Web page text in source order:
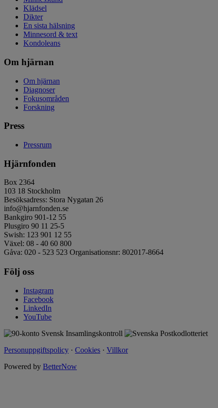
Klädsel
Dikter
En sista hälsning
Minnesord & text
Kondoleans
Om hjärnan
Om hjärnan
Diagnoser
Fokusområden
Forskning
Press
Pressrum
Hjärnfonden
Box 2364
103 18 Stockholm
Besöksadress: Stora Nygatan 26
info@hjarnfonden.se
Bankgiro 901-12 55
Plusgiro 90 11 25-5
Swish: 123 901 12 55
Växel: 08 - 40 60 800
Gåva: 020 - 523 523 Organisationsnr: 802017-8664
Följ oss
Instagram
Facebook
LinkedIn
YouTube
Personuppgiftspolicy · Cookies · Villkor
Powered by BetterNow